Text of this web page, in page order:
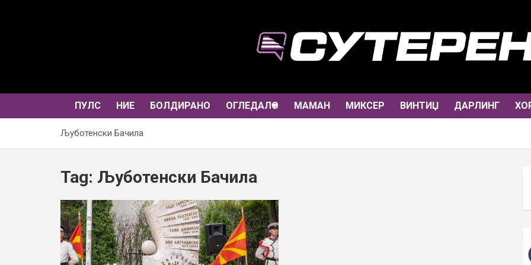
ПУЛС НИЕ БОЛДИРАНО ОГЛЕДАЛО МАМАН МИКСЕР ВИНТИЏ ДАРЛИНГ
Љуботенски Бачила
Tag: Љуботенски Бачила